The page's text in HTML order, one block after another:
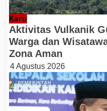
Karo
Aktivitas Vulkanik
Warga dan
Zona Aman
4 Agustus 2026